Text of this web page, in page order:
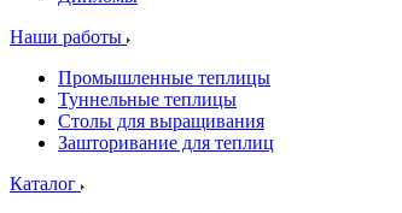
Наши работы
Промышленные теплицы
Туннельные теплицы
Столы для выращивания
Зашторивание для теплиц
Каталог